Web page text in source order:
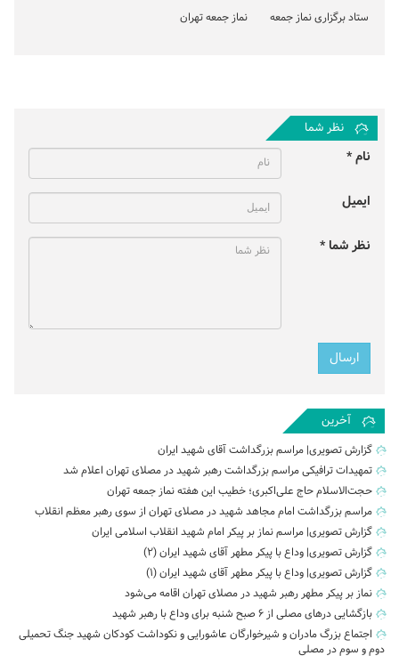
ستاد برگزاری نماز جمعه
نماز جمعه تهران
نظر شما
نام *
ایمیل
نظر شما *
آخرین
گزارش تصویری| مراسم بزرگداشت آقای شهید ایران
تمهیدات ترافیکی مراسم بزرگداشت رهبر شهید در مصلای تهران اعلام شد
حجت‌الاسلام حاج علی‌اکبری؛ خطیب این هفته نماز جمعه تهران
مراسم بزرگداشت امام مجاهد شهید در مصلای تهران از سوی رهبر معظم انقلاب
گزارش تصویری| مراسم نماز بر پیکر امام شهید انقلاب اسلامی ایران
گزارش تصویری| وداع با پیکر مطهر آقای شهید ایران (2)
گزارش تصویری| وداع با پیکر مطهر آقای شهید ایران (1)
نماز بر پیکر مطهر رهبر شهید در مصلای تهران اقامه می‌شود
بازگشایی درهای مصلی از ۶ صبح شنبه برای وداع با رهبر شهید
اجتماع بزرگ مادران و شیرخوارگان عاشورایی و نکوداشت کودکان شهید جنگ تحمیلی
دوم و سوم در مصلی